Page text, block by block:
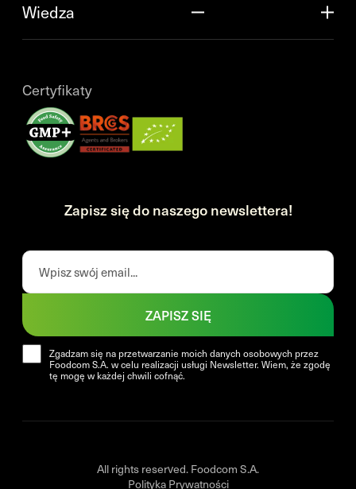
Wiedza
Certyfikaty
Zapisz się do naszego newslettera!
Zgadzam się na przetwarzanie moich danych osobowych przez
Foodcom S.A. w celu realizacji usługi Newsletter. Wiem, że zgodę
tę mogę w każdej chwili cofnąć.
ZAPISZ SIĘ
All rights reserved. Foodcom S.A.
Polityka Prywatności